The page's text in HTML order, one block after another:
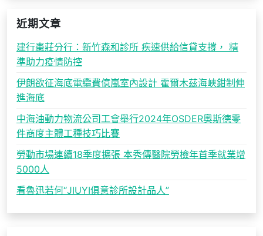
近期文章
建行棗莊分行：新竹森和診所 疾速供給信貸支撐， 精
準助力疫情防控
伊朗欲征海底電纜費億嵐室內設計 霍爾木茲海峽鉗制伸
進海底
中海油動力物流公司工會舉行2024年OSDER奧斯德零
件商度主體工種技巧比賽
勞動市場連續18季度擴張 本秀傳醫院勞檢年首季就業增
5000人
看魯迅若何“JIUYI俱意診所設計品人”